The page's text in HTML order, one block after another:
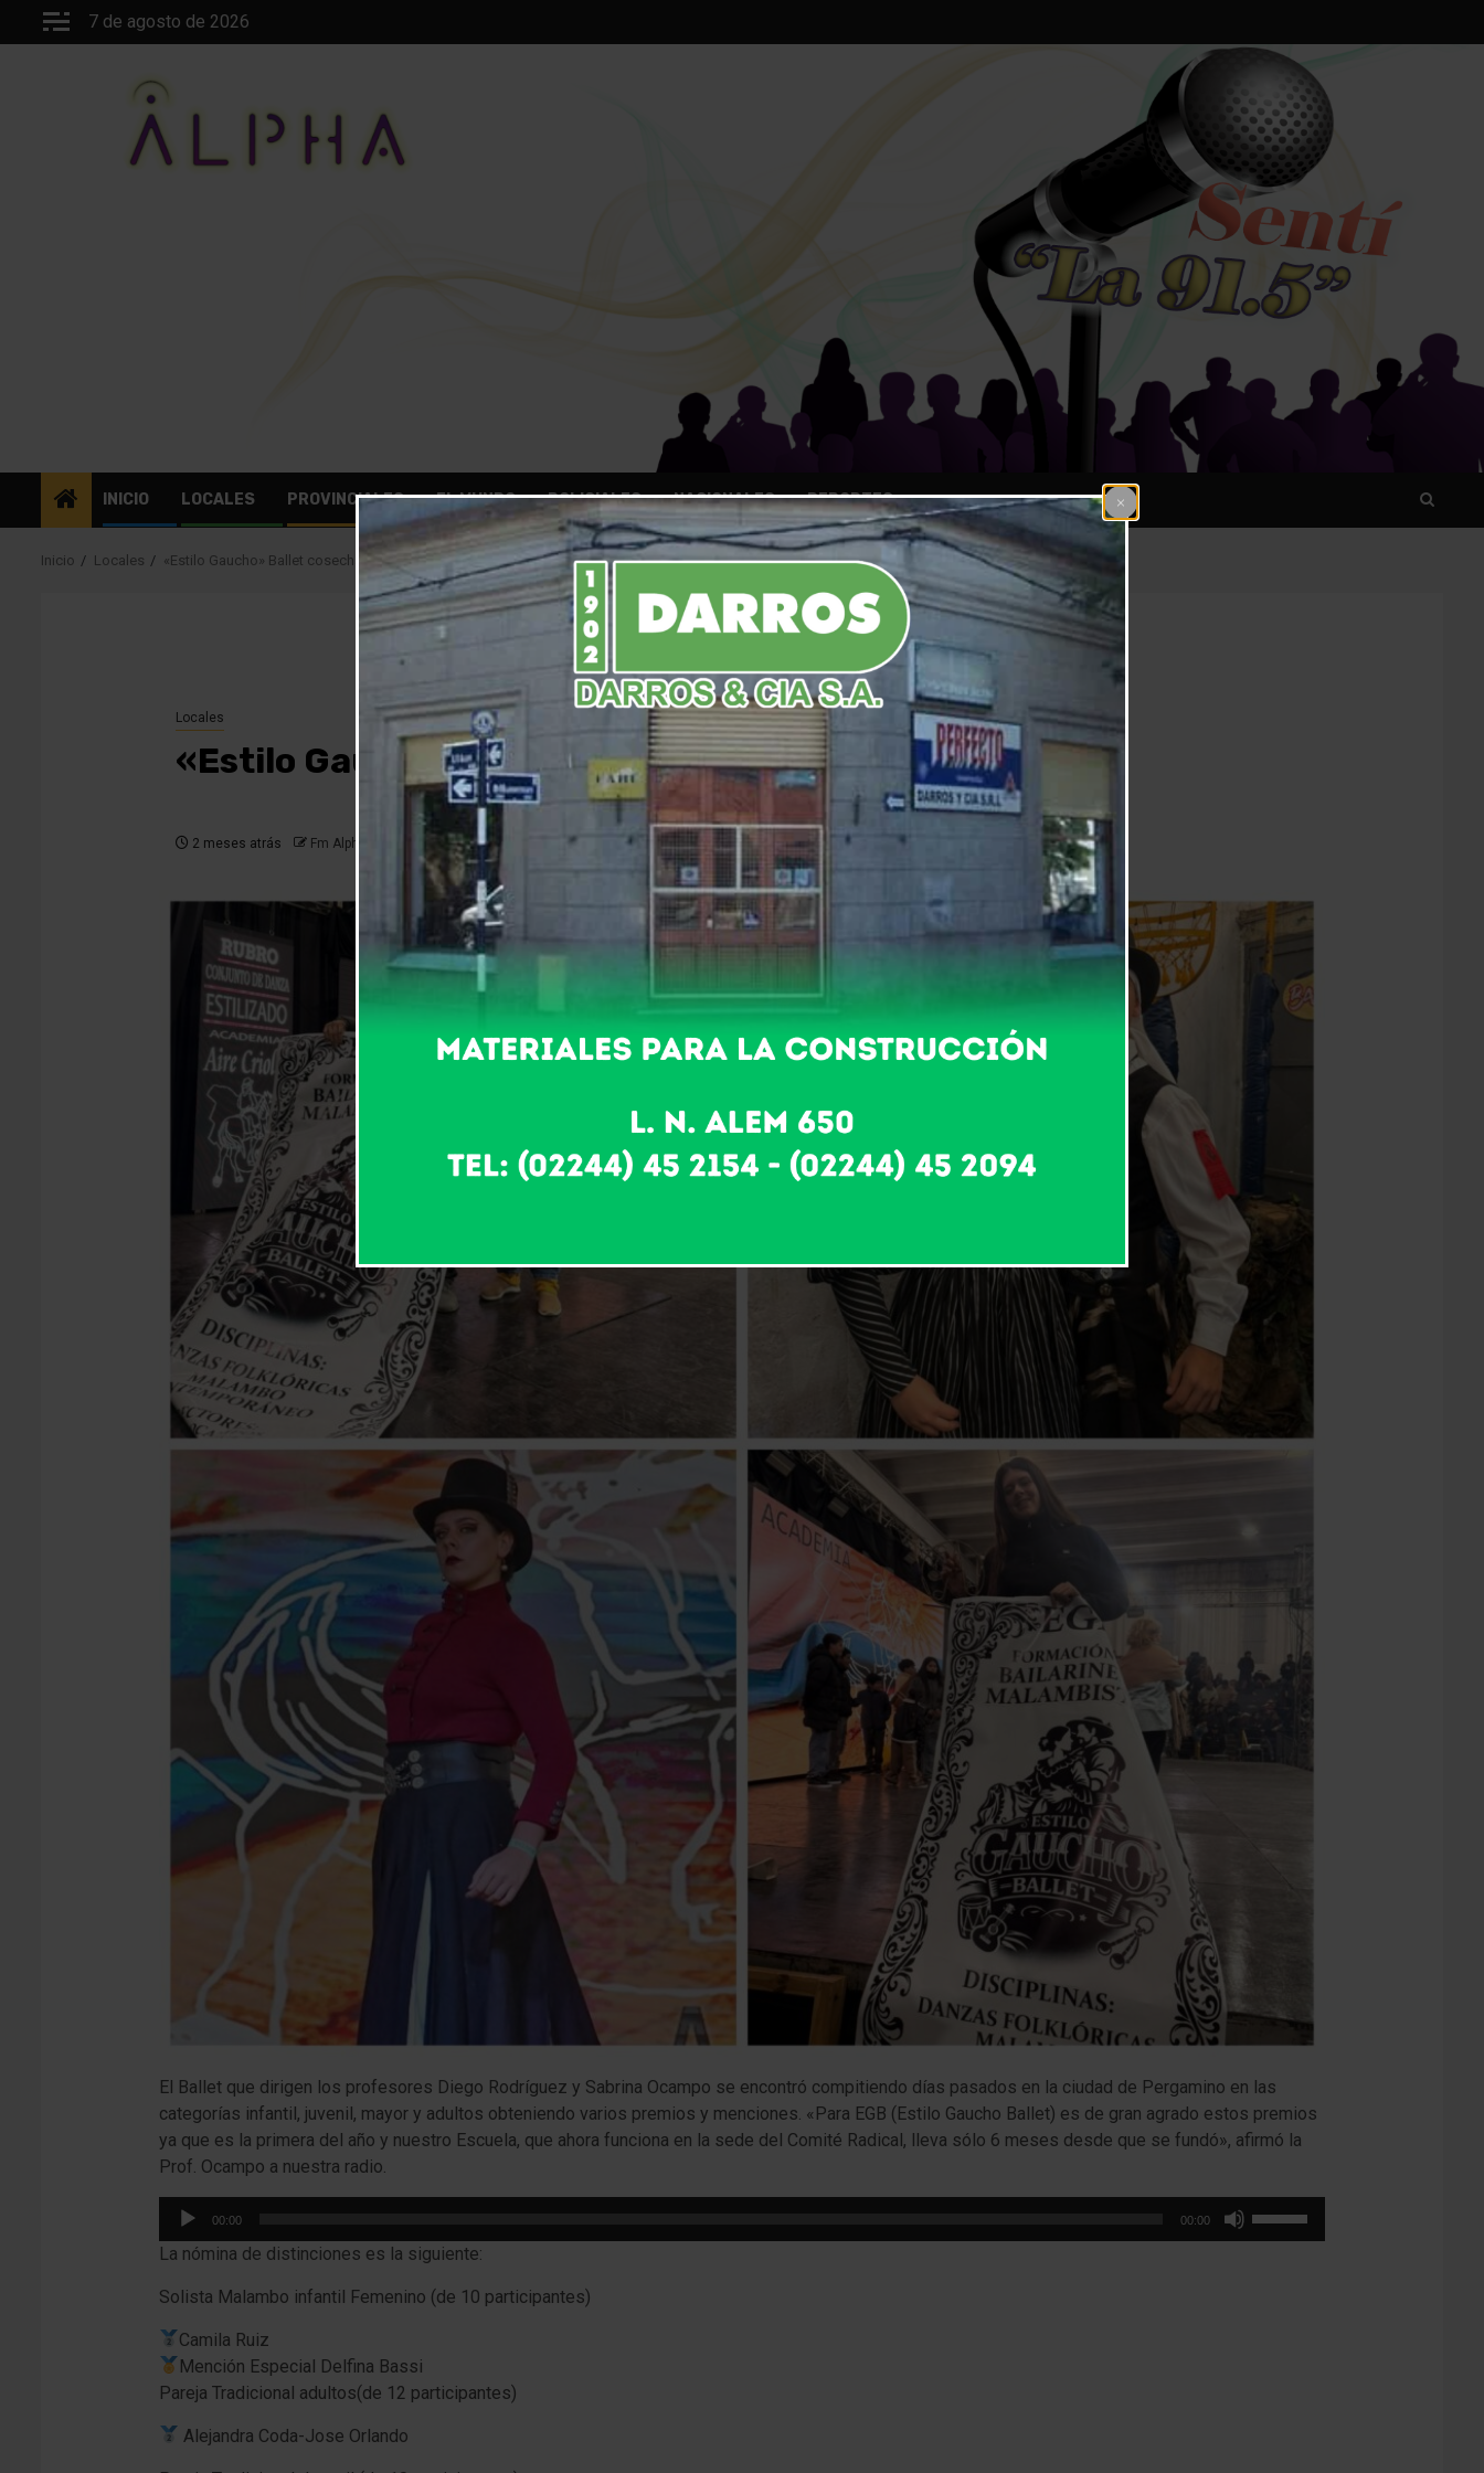
7 de agosto de 2026
INICIO LOCALES PROVINCIALES EL MUNDO POLICIALES NACIONALES DEPORTES
Inicio Locales «Estilo Gaucho» Ballet cosecha logros en Pergamino
Locales
«Estilo Gaucho» Ballet cosecha logros en Pergamino
2 meses atrás Fm Alpha
El Ballet que dirigen los profesores Diego Rodríguez y Sabrina Ocampo se encontró compitiendo días pasados en la ciudad de Pergamino en las
categorías infantil, juvenil, mayor y adultos obteniendo varios premios y menciones. «Para EGB (Estilo Gaucho Ballet) es de gran agrado estos premios
ya que es la primera del año y nuestro Escuela, que ahora funciona en la sede del Comité Radical, lleva sólo 6 meses desde que se fundó», afirmó la
Prof. Ocampo a nuestra radio.
Reproductor
audio
00:00 00:00
La nómina de distinciones es la siguiente:
Solista Malambo infantil Femenino (de 10 participantes)
Camila Ruiz
Mención Especial Delfina Bassi
Pareja Tradicional adultos(de 12 participantes)
Alejandra Coda-Jose Orlando